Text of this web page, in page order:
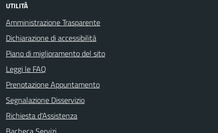
UTILITÀ
Amministrazione Trasparente
Dichiarazione di accessibilità
Piano di miglioramento del sito
Leggi le FAQ
Prenotazione Appuntamento
Segnalazione Disservizio
Richiesta d'Assistenza